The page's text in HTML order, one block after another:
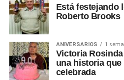
Está festejando
Roberto Brooks
ANIVERSARIOS 1
Victoria
una historia
celebrada